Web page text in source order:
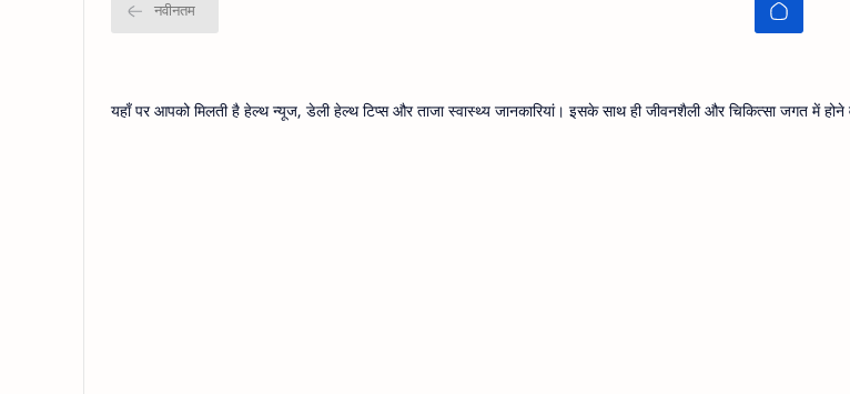
यहाँ पर आपको मिलती है हेल्थ न्यूज, डेली हेल्थ टिप्स और ताजा स्वास्थ्य जानकारियां। इसके साथ ही जीवनशैली और चिकित्सा जगत में